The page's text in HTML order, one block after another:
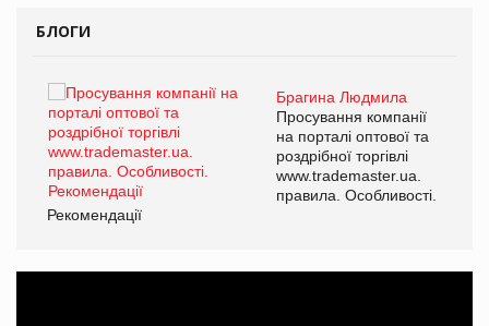
БЛОГИ
Брагина Людмила
Просування компанії
на порталі оптової та
роздрібної торгівлі
www.trademaster.ua.
правила. Особливості.
Рекомендації